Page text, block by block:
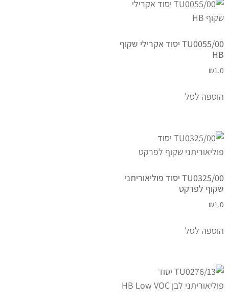
TU0055/00 יסוד אקרילי שקוף
HB
₪1.0
הוספה לסל
TU0325/00 יסוד פוליאוריתני
שקוף לפרקט
₪1.0
הוספה לסל